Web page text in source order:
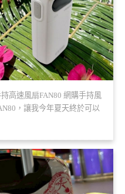
高速風扇FAN80 網購手持風
，讓我今年夏天終於可以